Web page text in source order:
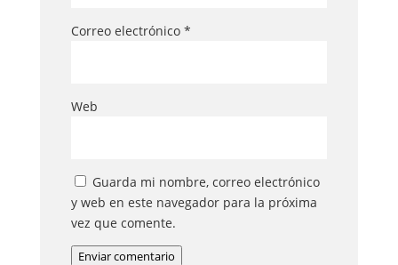
Correo electrónico *
Web
Guarda mi nombre, correo electrónico
y web en este navegador para la próxima
vez que comente.
Enviar comentario